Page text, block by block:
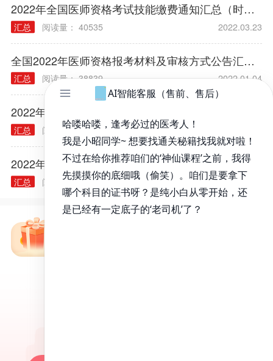
2022年全国医师资格考试技能缴费通知汇总（时间/方式/标准）
汇总 阅读量： 40535 2022.03.23
全国2022年医师资格报考材料及审核方式公告汇总（各考区）
汇总 阅读量： 38839 2022.01.04
2022年医师资格考试报名规定常见问题汇总
汇总 阅读量： 40314
2022年各类执业/助理医师实践技能大纲汇总
汇总 阅读量： 40240 2021.11.30